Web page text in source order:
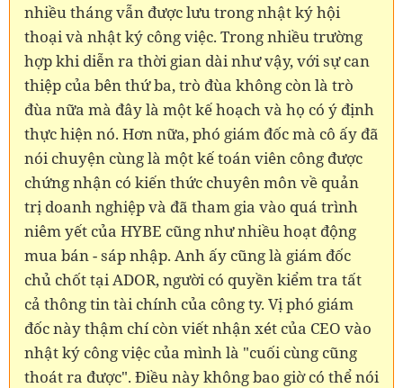
nhiều tháng vẫn được lưu trong nhật ký hội
thoại và nhật ký công việc. Trong nhiều trường
hợp khi diễn ra thời gian dài như vậy, với sự can
thiệp của bên thứ ba, trò đùa không còn là trò
đùa nữa mà đây là một kế hoạch và họ có ý định
thực hiện nó. Hơn nữa, phó giám đốc mà cô ấy đã
nói chuyện cùng là một kế toán viên công được
chứng nhận có kiến thức chuyên môn về quản
trị doanh nghiệp và đã tham gia vào quá trình
niêm yết của HYBE cũng như nhiều hoạt động
mua bán - sáp nhập. Anh ấy cũng là giám đốc
chủ chốt tại ADOR, người có quyền kiểm tra tất
cả thông tin tài chính của công ty. Vị phó giám
đốc này thậm chí còn viết nhận xét của CEO vào
nhật ký công việc của mình là "cuối cùng cũng
thoát ra được". Điều này không bao giờ có thể nói